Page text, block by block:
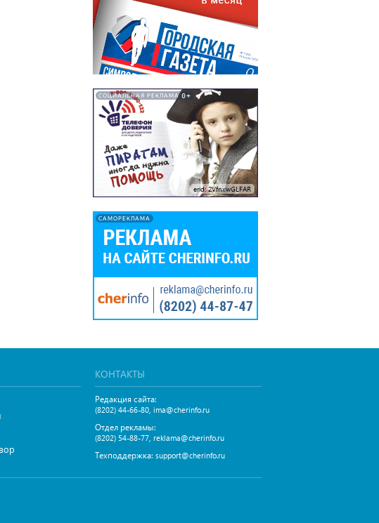
СОЦИАЛЬНАЯ РЕКЛАМА 0+
erid: 2VfnxwGLFAR
САМОРЕКЛАМА
КОНТАКТЫ
Редакция сайта:
(8202) 44-66-80, ima@cherinfo.ru
Отдел рекламы:
(8202) 54-88-77, reklama@cherinfo.ru
Техподдержка: support@cherinfo.ru